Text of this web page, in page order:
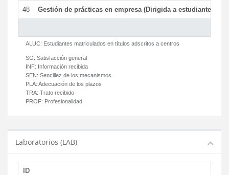
48 Gestión de prácticas en empresa (Dirigida a estudiantes)
ALUC: Estudiantes matriculados en títulos adscritos a centros
SG: Satisfacción general
INF: Información recibida
SEN: Sencillez de los mecanismos
PLA: Adecuación de los plazos
TRA: Trato recibido
PROF: Profesionalidad
Laboratorios (LAB)
ID